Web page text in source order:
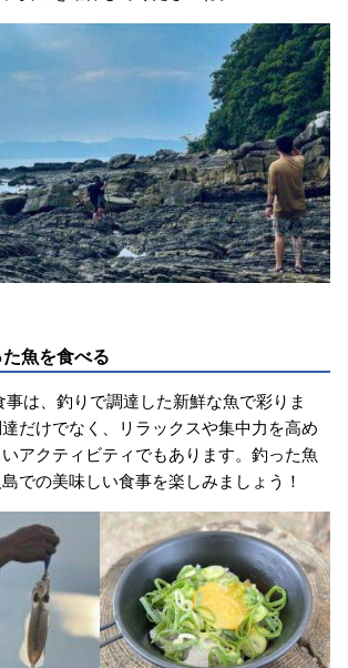
魚を食べる
は、釣りで調達した新鮮な魚で彩りま
だけでなく、リラックスや集中力を高め
アクティビティでもあります。釣った魚
での美味しい食事を楽しみましょう！